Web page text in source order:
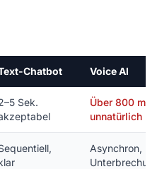
Chatbot Voice AI
Sek.
Über 800 ms
unnatürlich
Asynchron,